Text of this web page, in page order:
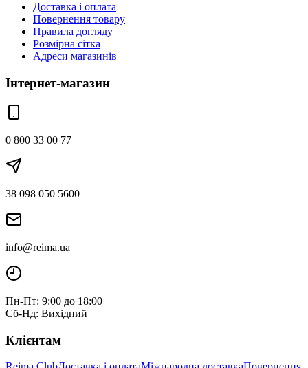
Доставка і оплата
Повернення товару
Правила догляду
Розмірна сітка
Адреси магазинів
Інтернет-магазин
0 800 33 00 77
38 098 050 5600
info@reima.ua
Пн-Пт: 9:00 до 18:00
Сб-Нд: Вихідний
Клієнтам